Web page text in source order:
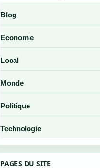
Blog
Economie
Local
Monde
Politique
Technologie
PAGES DU SITE